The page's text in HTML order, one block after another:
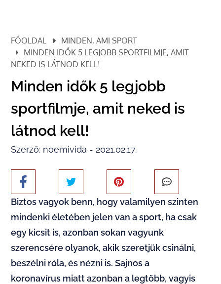
FŐOLDAL
MINDEN, AMI SPORT
MINDEN IDŐK 5 LEGJOBB SPORTFILMJE, AMIT
NEKED IS LÁTNOD KELL!
Minden idők 5 legjobb
sportfilmje, amit neked is
látnod kell!
Szerző: noemivida - 2021.02.17.
Biztos vagyok benn, hogy valamilyen szinten
mindenki életében jelen van a sport, ha csak
egy kicsit is, azonban sokan vagyunk
szerencsére olyanok, akik szeretjük csinálni,
beszélni róla, és nézni is. Sajnos a
koronavírus miatt azonban a legtöbb, vagyis